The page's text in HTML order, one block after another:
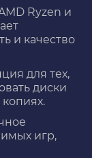
Ryzen и
и качество
для тех,
диски
игр,